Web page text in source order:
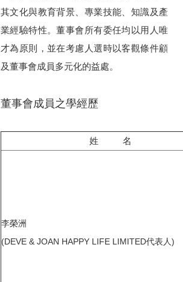
其文化與教育背景、專業技能、知識及產
業經驗特性。董事會所有委任均以用人唯
才為原則，並在考慮人選時以客觀條件顧
及董事會成員多元化的益處。
董事會成員之學經歷
姓 名
李榮洲
(DEVE & JOAN HAPPY LIFE LIMITED代表人)